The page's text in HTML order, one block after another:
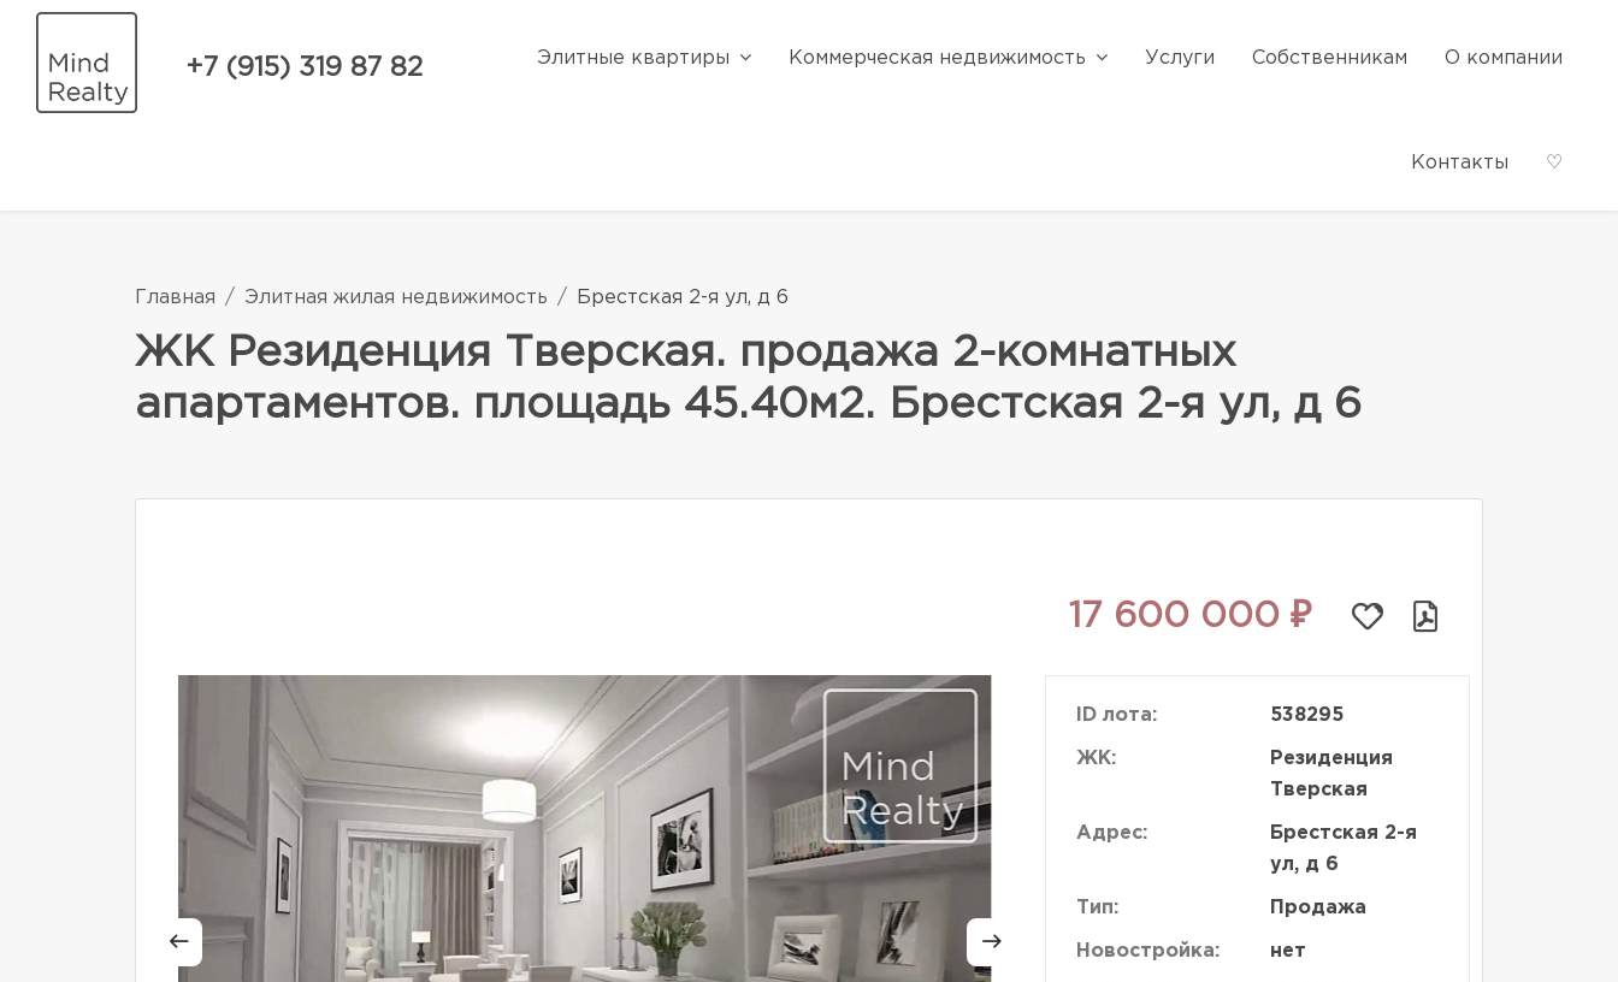
+7 (915) 319 87 82 Элитные квартиры Коммерческая недвижимость Услуги Собственникам О компании
Контакты ♡
Главная Элитная жилая недвижимость Брестская 2-я ул, д 6
ЖК Резиденция Тверская. продажа 2-комнатных
апартаментов. площадь 45.40м2. Брестская 2-я ул, д 6
17 600 000 ₽
ID лота: 538295
ЖК:
Резиденция
Тверская
Адрес:
Брестская 2-я
ул, д 6
Тип: Продажа
Новостройка: нет